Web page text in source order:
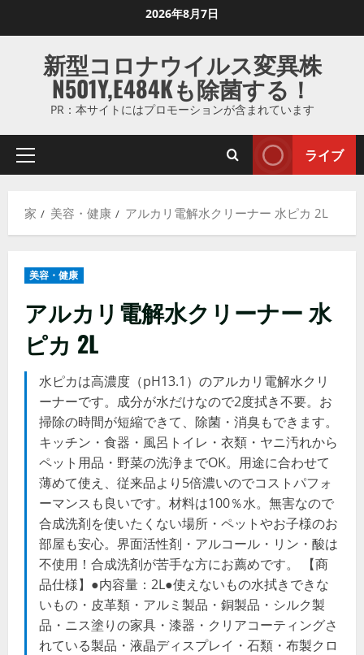
ス
ッ
ま
2026年8月7日
新型コロナウイルス変異株
N501Y,E484Kも除菌する！
PR：本サイトにはプロモーションが含まれています
プ
マ
ニ
ー
ライブ
家 美容・健康 アルカリ電解水クリーナー 水ピカ 2L
美容・健康
アルカリ電解水クリーナー 水
ピカ 2L
水ピカは高濃度（pH13.1）のアルカリ電解水クリ
ーナーです。成分が水だけなので2度拭き不要。お
掃除の時間が短縮できて、除菌・消臭もできます。
キッチン・食器・風呂トイレ・衣類・ヤニ汚れから
ペット用品・野菜の洗浄までOK。用途に合わせて
薄めて使え、従来品より5倍濃いのでコストパフォ
ーマンスも良いです。材料は100％水。無害なので
合成洗剤を使いたくない場所・ペットやお子様のお
部屋も安心。界面活性剤・アルコール・リン・酸は
不使用！合成洗剤が苦手な方にお薦めです。 【商
品仕様】●内容量：2L●使えないもの水拭きできな
いもの・皮革類・アルミ製品・銅製品・シルク製
品・ニス塗りの家具・漆器・クリアコーティングさ
れている製品・液晶ディスプレイ・石類・布製クロ